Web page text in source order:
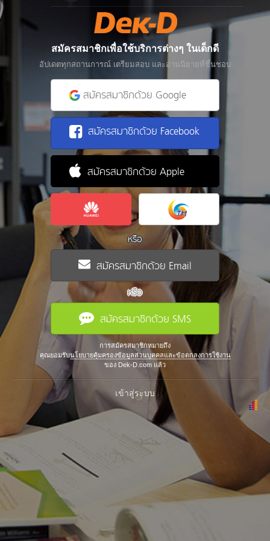
สมัครสมาชิกเพื่อใช้บริการต่างๆ ในเด็กดี
อัปเดตทุกสถานการณ์ เตรียมสอบ และอ่านนิยายที่ชื่นชอบ
สมัครสมาชิกด้วย Google
สมัครสมาชิกด้วย Facebook
สมัครสมาชิกด้วย Apple
หรือ
สมัครสมาชิกด้วย Email
หรือ
สมัครสมาชิกด้วย SMS
การสมัครสมาชิกหมายถึง
คุณยอมรับนโยบายคุ้มครองข้อมูลส่วนบุคคลและข้อตกลงการใช้งาน
ของ Dek-D.com แล้ว
เข้าสู่ระบบ